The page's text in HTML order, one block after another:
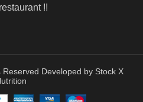
!!
Developed by Stock X